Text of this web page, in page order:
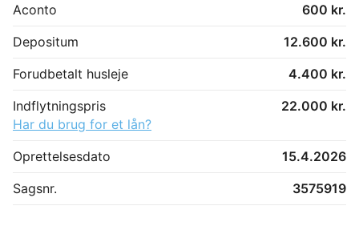
Aconto
600 kr.
Depositum
12.600 kr.
Forudbetalt husleje
4.400 kr.
Indflytningspris
22.000 kr.
Har du brug for et lån?
Oprettelsesdato
15.4.2026
Sagsnr.
3575919